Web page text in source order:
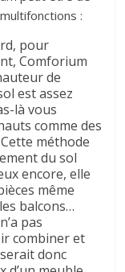
:
pour
Comforium
de
est assez
là vous
comme des
méthode
du sol
encore, elle
même
balcons…
pas
combiner et
donc